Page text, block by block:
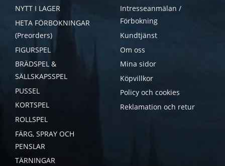
NYTT I LAGER
HETA FÖRBOKNINGAR
(Preorders)
FIGURSPEL
BRÄDSPEL &
SÄLLSKAPSSPEL
PUSSEL
KORTSPEL
ROLLSPEL
FÄRG, SPRAY OCH
PENSLAR
TÄRNINGAR
Intresseanmälan /
Förbokning
Kundtjänst
Om oss
Mina sidor
Köpvillkor
Policy och cookies
Reklamation och retur